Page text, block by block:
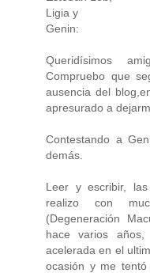
Ligia y
Genin:
Queridísimos
Compruebo que
ausencia del
apresurado a
Contestando a
demás.
Leer y escribir,
realizo con
(Degeneración
hace varios
acelerada en el
ocasión y me tentó